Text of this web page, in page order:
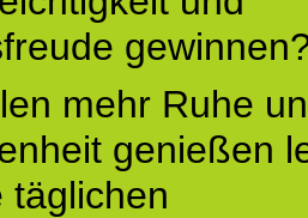
mehr Ruhe
genießen
täglichen